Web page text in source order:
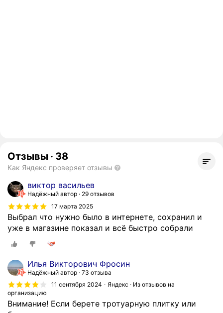
Отзывы · 38
Как Яндекс проверяет отзывы
виктор васильев
Надёжный автор
29 отзывов
17 марта 2025
Выбрал что нужно было в интернете, сохранил и
уже в магазине показал и всё быстро собрали
Илья Викторович Фросин
Надёжный автор 73 отзыва
11 сентября 2024
Яндекс · Из отзывов на
организацию
Внимание! Если берете тротуарную плитку или